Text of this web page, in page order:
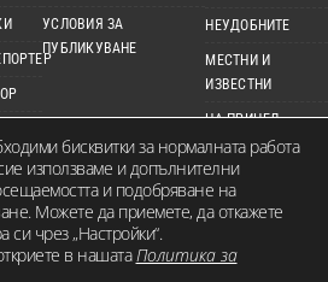
УСЛОВИЯ ЗА
ПУБЛИКУВАНЕ
НЕУДОБНИТЕ
МЕСТНИ И
ИЗВЕСТНИ
НА ПРИЦЕЛ
Всички права запазени. Съдържанието на
бисквитки за нормалната работа
използваме и допълнителни
и подобряване на
Можете да приемете, да откажете
си чрез „Настройки“.
в нашатаПолитика за